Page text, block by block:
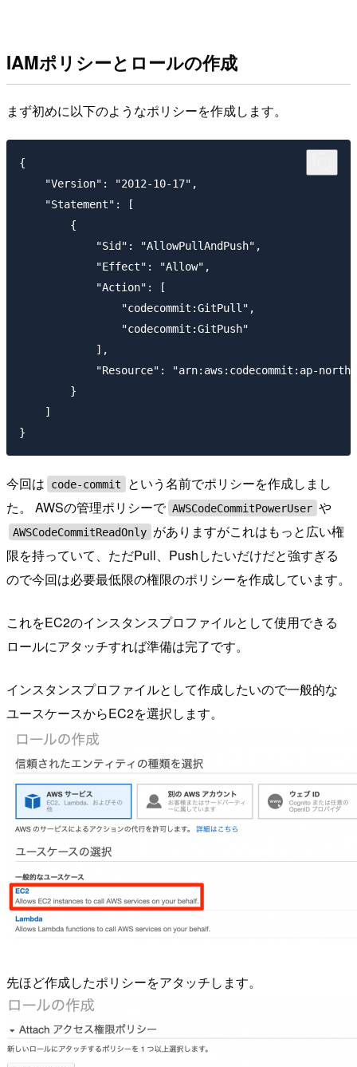
IAMポリシーとロールの作成
まず初めに以下のようなポリシーを作成します。
{
    "Version": "2012-10-17",
    "Statement": [
        {
            "Sid": "AllowPullAndPush",
            "Effect": "Allow",
            "Action": [
                "codecommit:GitPull",
                "codecommit:GitPush"
            ],
"Resource": "arn:aws:codecommit:ap-
        }
    ]
今回は code-commit
という名前でポリシーを作成しまし
た。 AWSの管理ポリシーで AWSCodeCommitPowerUser や
AWSCodeCommitReadOnly がありますがこれはもっと広い権
限を持っていて、ただPull、Pushしたいだけだと強すぎる
ので今回は必要最低限の権限のポリシーを作成しています。
これをEC2のインスタンスプロファイルとして使用できる
ロールにアタッチすれば準備は完了です。
インスタンスプロファイルとして作成したいので一般的な
ユースケースからEC2を選択します。
先ほど作成したポリシーをアタッチします。